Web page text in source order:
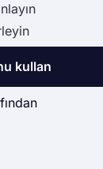
kullan